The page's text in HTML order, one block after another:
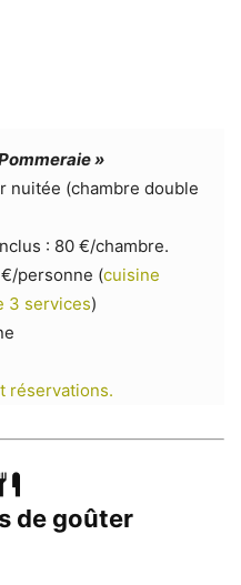
»
nuitée (chambre double
: 80 €/chambre.
personne (cuisine
3 services)
réservations.
de goûter